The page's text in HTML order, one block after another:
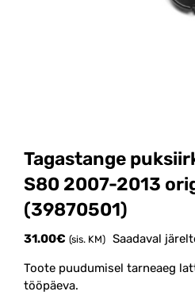
Tagastange
S80 2007-2013
(39870501)
31.00€ (sis. KM) Saadaval
Toote puudumisel tarneaeg
tööpäeva.